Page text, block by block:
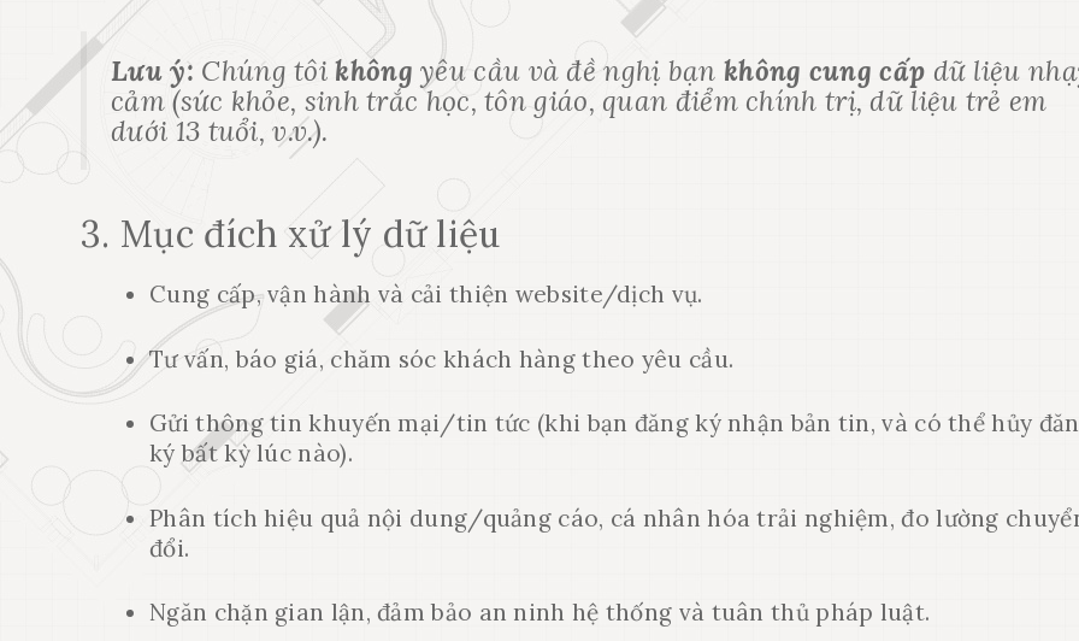
Lưu ý: Chúng tôikhông yêu cầu và đề nghị bạnkhông cung cấp dữ liệu
cảm (sức khỏe, sinh trắc học, tôn giáo, quan điểm chính trị, dữ liệu trẻ em
dưới 13 tuổi, v.v.).
3. Mục đích xử lý dữ liệu
Cung cấp, vận hành và cải thiện website/dịch vụ.
Tư vấn, báo giá, chăm sóc khách hàng theo yêu cầu.
Gửi thông tin khuyến mại/tin tức (khi bạn đăng ký nhận bản tin, và có thể hủy
ký bất kỳ lúc nào).
Phân tích hiệu quả nội dung/quảng cáo, cá nhân hóa trải nghiệm, đo lường
đổi.
Ngăn chặn gian lận, đảm bảo an ninh hệ thống và tuân thủ pháp luật.